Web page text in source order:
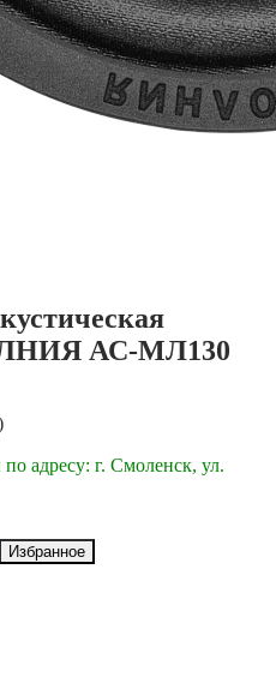
АС-МЛ130
адресу: г. Смоленск, ул.
Избранное